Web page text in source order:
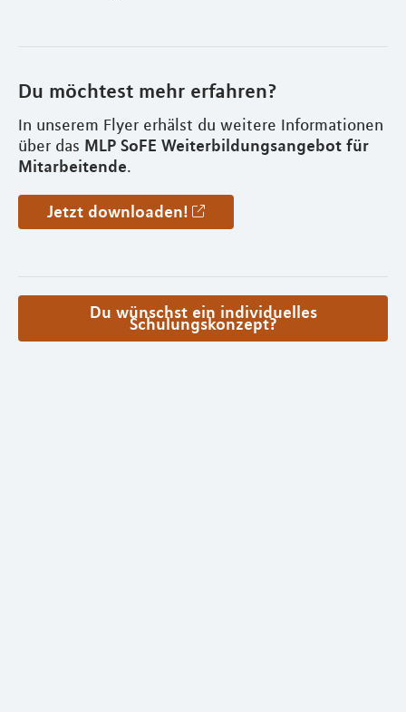
Du möchtest mehr erfahren?
In unserem Flyer erhälst du weitere Informationen
über das MLP SoFE Weiterbildungsangebot für
Mitarbeitende.
Jetzt downloaden!
Du wünschst ein individuelles
Schulungskonzept?